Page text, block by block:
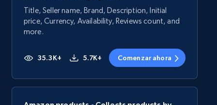
Title, Seller name, Brand, Description, Initial
price, Currency, Availability, Reviews count, and
more.
35.3K+ 5.7K+ Comenzar ahora